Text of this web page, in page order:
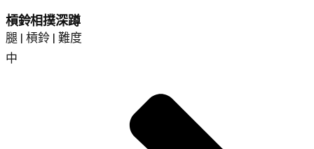
槓鈴相撲深蹲
腿 | 槓鈴 | 難度
中